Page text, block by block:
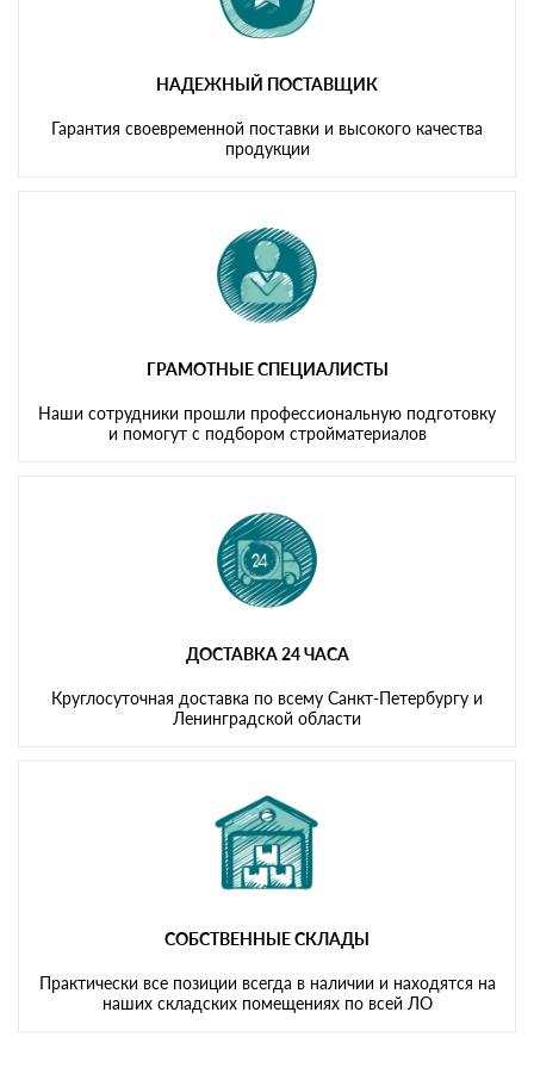
НАДЕЖНЫЙ ПОСТАВЩИК
Гарантия своевременной поставки и высокого качества
продукции
ГРАМОТНЫЕ СПЕЦИАЛИСТЫ
Наши сотрудники прошли профессиональную подготовку
и помогут с подбором стройматериалов
ДОСТАВКА 24 ЧАСА
Круглосуточная доставка по всему Санкт-Петербургу и
Ленинградской области
СОБСТВЕННЫЕ СКЛАДЫ
Практически все позиции всегда в наличии и находятся на
наших складских помещениях по всей ЛО